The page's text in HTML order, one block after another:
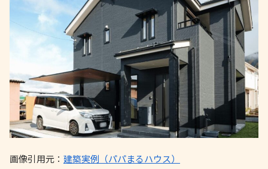
画像引用元： 建築実例（パパまるハウス）